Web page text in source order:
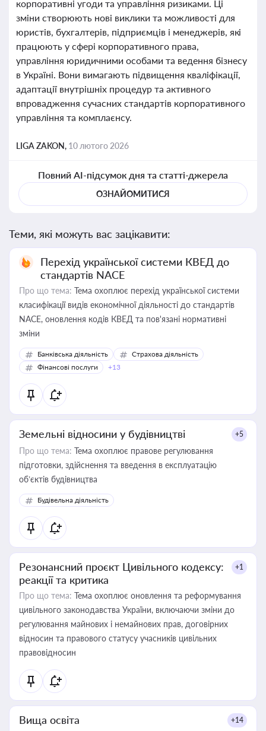
корпоративні угоди та управління ризиками. Ці
зміни створюють нові виклики та можливості для
юристів, бухгалтерів, підприємців і менеджерів, які
працюють у сфері корпоративного права,
управління юридичними особами та ведення бізнесу
в Україні. Вони вимагають підвищення кваліфікації,
адаптації внутрішніх процедур та активного
впровадження сучасних стандартів корпоративного
управління та комплаєнсу.
LIGA ZAKON, 10 лютого 2026
Повний AI-підсумок дня та статті-джерела
ОЗНАЙОМИТИСЯ
Теми, які можуть вас зацікавити:
Перехід української системи КВЕД до
стандартів NACE
Про що тема: Тема охоплює перехід української системи
класифікації видів економічної діяльності до стандартів
NACE, оновлення кодів КВЕД та пов'язані нормативні
зміни
Банківська діяльність
Страхова діяльність
Фінансові послуги
+13
Земельні відносини у будівництві +5
Про що тема: Тема охоплює правове регулювання
підготовки, здійснення та введення в експлуатацію
об’єктів будівництва
Будівельна діяльність
Резонансний проєкт Цивільного кодексу:
реакції та критика
+1
Про що тема: Тема охоплює оновлення та реформування
цивільного законодавства України, включаючи зміни до
регулювання майнових і немайнових прав, договірних
відносин та правового статусу учасників цивільних
правовідносин
Вища освіта +14